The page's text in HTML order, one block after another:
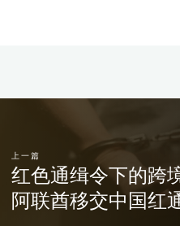
上一篇
红色通缉令下的跨
阿联酋移交中国红